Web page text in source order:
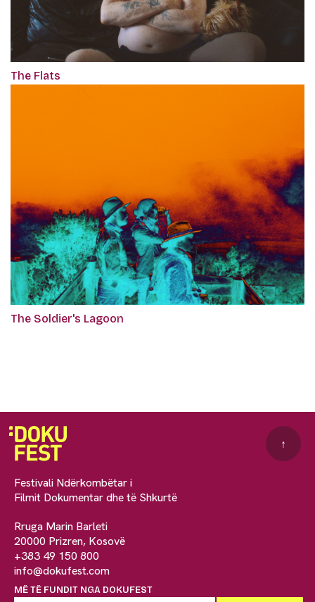
The Flats
The Soldier's Lagoon
Festivali Ndërkombëtar i
Filmit Dokumentar dhe të Shkurtë
Rruga Marin Barleti
20000 Prizren, Kosovë
+383 49 150 800
info@dokufest.com
MË TË FUNDIT NGA DOKUFEST
↑